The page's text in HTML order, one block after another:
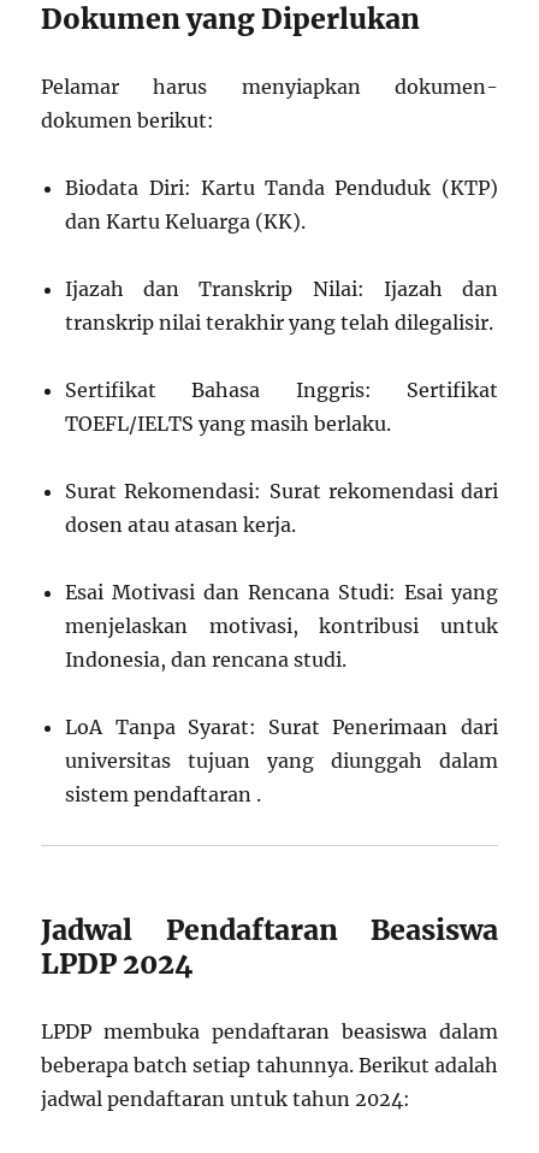
Dokumen yang Diperlukan
Pelamar harus menyiapkan dokumen-
dokumen berikut:
Biodata Diri: Kartu Tanda Penduduk (KTP)
dan Kartu Keluarga (KK).
Ijazah dan Transkrip Nilai: Ijazah dan
transkrip nilai terakhir yang telah dilegalisir.
Sertifikat Bahasa Inggris: Sertifikat
TOEFL/IELTS yang masih berlaku.
Surat Rekomendasi: Surat rekomendasi dari
dosen atau atasan kerja.
Esai Motivasi dan Rencana Studi: Esai yang
menjelaskan motivasi, kontribusi untuk
Indonesia, dan rencana studi.
LoA Tanpa Syarat: Surat Penerimaan dari
universitas tujuan yang diunggah dalam
sistem pendaftaran .
Jadwal Pendaftaran Beasiswa
LPDP 2024
LPDP membuka pendaftaran beasiswa dalam
beberapa batch setiap tahunnya. Berikut adalah
jadwal pendaftaran untuk tahun 2024: